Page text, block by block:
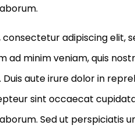
adipiscing elit,
ad minim veniam, quis
aute irure dolor in
sint occaecat
Sed ut perspiciatis